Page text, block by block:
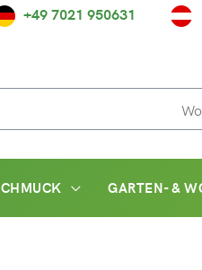
+49 7021 950631
GARTEN- &